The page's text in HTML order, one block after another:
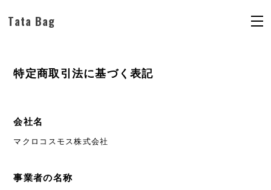
Tata Bag
特定商取引法に基づく表記
会社名
マクロコスモス株式会社
事業者の名称